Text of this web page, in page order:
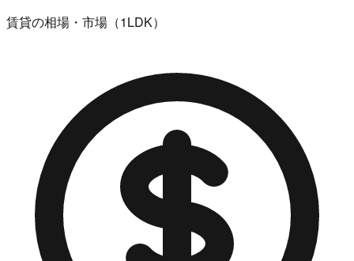
賃貸の相場・市場（1LDK）